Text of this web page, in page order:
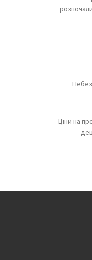
Ціни на